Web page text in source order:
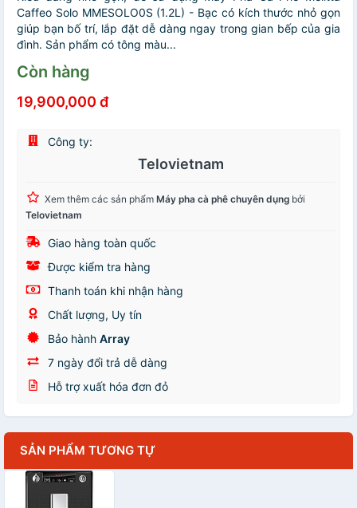
Caffeo Solo MMESOLO0S (1.2L) - Bạc có kích thước nhỏ gọn
giúp bạn bố trí, lắp đặt dễ dàng ngay trong gian bếp của gia
đình. Sản phẩm có tông màu...
Còn hàng
19,900,000 đ
Công ty:
Telovietnam
Xem thêm các sản phẩm Máy pha cà phê chuyên dụng bởi
Telovietnam
Giao hàng toàn quốc
Được kiểm tra hàng
Thanh toán khi nhận hàng
Chất lượng, Uy tín
Bảo hành Array
7 ngày đổi trả dễ dàng
Hỗ trợ xuất hóa đơn đỏ
SẢN PHẨM TƯƠNG TỰ